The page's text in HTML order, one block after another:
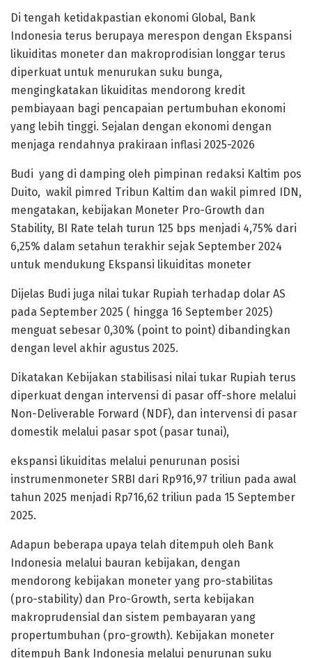
Di tengah ketidakpastian ekonomi Global, Bank
Indonesia terus berupaya merespon dengan Ekspansi
likuiditas moneter dan makroprodisian longgar terus
diperkuat untuk menurukan suku bunga,
mengingkatakan likuiditas mendorong kredit
pembiayaan bagi pencapaian pertumbuhan ekonomi
yang lebih tinggi. Sejalan dengan ekonomi dengan
menjaga rendahnya prakiraan inflasi 2025-2026
Budi yang di damping oleh pimpinan redaksi Kaltim pos
Duito, wakil pimred Tribun Kaltim dan wakil pimred IDN,
mengatakan, kebijakan Moneter Pro-Growth dan
Stability, BI Rate telah turun 125 bps menjadi 4,75% dari
6,25% dalam setahun terakhir sejak September 2024
untuk mendukung Ekspansi likuiditas moneter
Dijelas Budi juga nilai tukar Rupiah terhadap dolar AS
pada September 2025 ( hingga 16 September 2025)
menguat sebesar 0,30% (point to point) dibandingkan
dengan level akhir agustus 2025.
Dikatakan Kebijakan stabilisasi nilai tukar Rupiah terus
diperkuat dengan intervensi di pasar off-shore melalui
Non-Deliverable Forward (NDF), dan intervensi di pasar
domestik melalui pasar spot (pasar tunai),
ekspansi likuiditas melalui penurunan posisi
instrumenmoneter SRBI dari Rp916,97 triliun pada awal
tahun 2025 menjadi Rp716,62 triliun pada 15 September
2025.
Adapun beberapa upaya telah ditempuh oleh Bank
Indonesia melalui bauran kebijakan, dengan
mendorong kebijakan moneter yang pro-stabilitas
(pro-stability) dan Pro-Growth, serta kebijakan
makroprudensial dan sistem pembayaran yang
propertumbuhan (pro-growth). Kebijakan moneter
ditempuh Bank Indonesia melalui penurunan suku